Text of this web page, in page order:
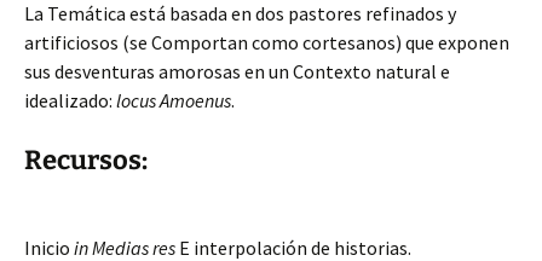
La Temática está basada en dos pastores refinados y
artificiosos (se Comportan como cortesanos) que exponen
sus desventuras amorosas en un Contexto natural e
idealizado: locus Amoenus.
Recursos:
Inicio in Medias res E interpolación de historias.